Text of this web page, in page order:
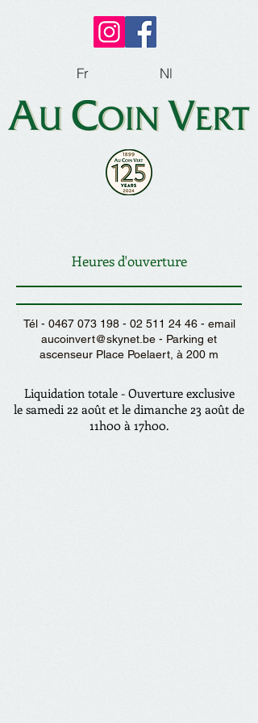
Fr Nl
Heures d'ouverture
Tél - 0467 073 198 - 02 511 2446 - email
aucoinvert@skynet.be - Parking et
ascenseur Place Poelaert, à 200 m
Liquidation totale - Ouverture exclusive
le samedi 22 août et le dimanche 23 août de
11h00 à 17h00.